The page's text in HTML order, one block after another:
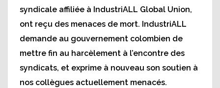
syndicale affiliée à IndustriALL Global Union,
ont reçu des menaces de mort. IndustriALL
demande au gouvernement colombien de
mettre fin au harcèlement à l’encontre des
syndicats, et exprime à nouveau son soutien à
nos collègues actuellement menacés.